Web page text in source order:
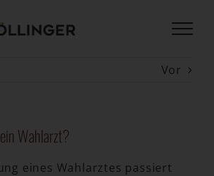
Vor
Wahlarzt?
eines Wahlarztes passiert